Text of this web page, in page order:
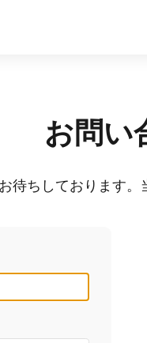
お問い
待ちしております